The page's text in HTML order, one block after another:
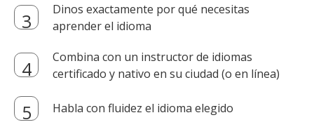
Dinos exactamente por qué necesitas
aprender el idioma
Combina con un instructor de idiomas
certificado y nativo en su ciudad (o en línea)
Habla con fluidez el idioma elegido